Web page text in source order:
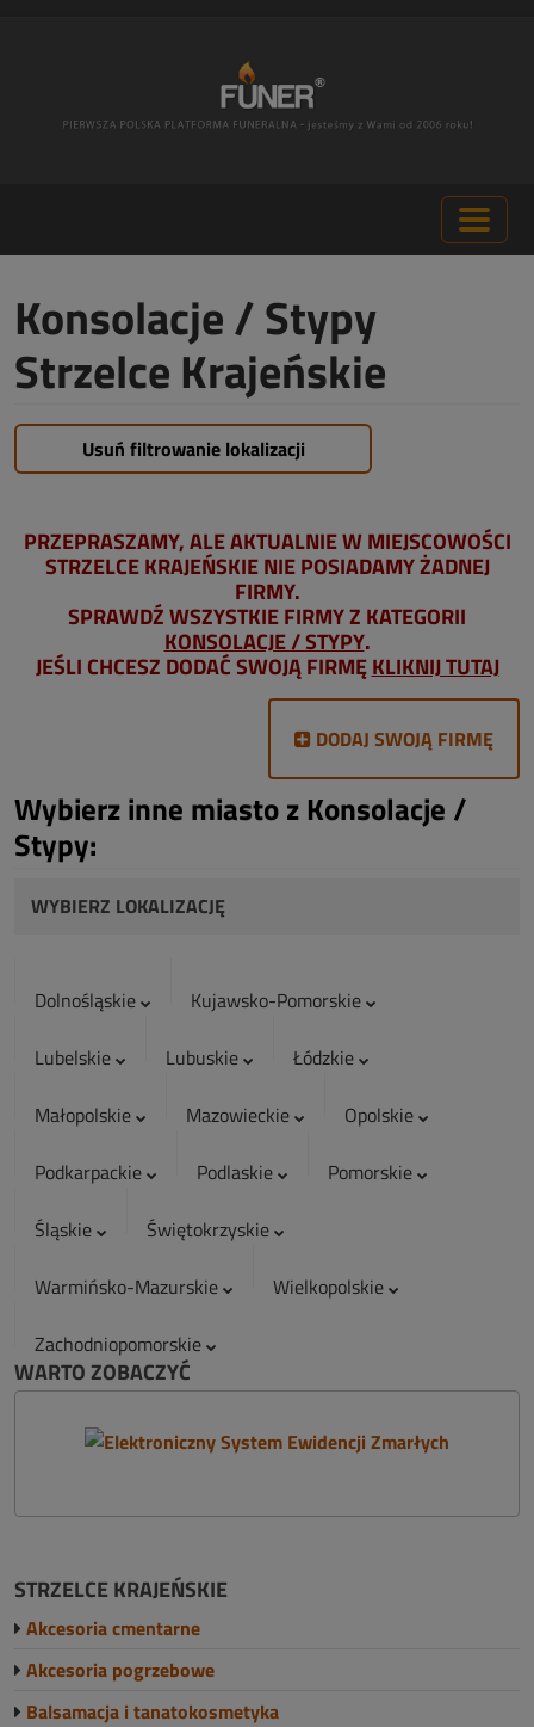
Konsolacje / Stypy
Strzelce Krajeńskie
Usuń filtrowanie lokalizacji
PRZEPRASZAMY, ALE AKTUALNIE W MIEJSCOWOŚCI
STRZELCE KRAJEŃSKIE NIE POSIADAMY ŻADNEJ
FIRMY.
SPRAWDŹ WSZYSTKIE FIRMY Z KATEGORII
KONSOLACJE / STYPY.
JEŚLI CHCESZ DODAĆ SWOJĄ FIRMĘKLIKNIJ TUTAJ
DODAJ SWOJĄ FIRMĘ
Wybierz inne miasto z Konsolacje /
Stypy:
WYBIERZ LOKALIZACJĘ
Dolnośląskie
Kujawsko-Pomorskie
Lubelskie
Lubuskie
Łódzkie
Małopolskie
Mazowieckie
Opolskie
Podkarpackie
Podlaskie
Pomorskie
Śląskie
Świętokrzyskie
Warmińsko-Mazurskie
Wielkopolskie
Zachodniopomorskie
WARTO ZOBACZYĆ
STRZELCE KRAJEŃSKIE
Akcesoria cmentarne
Akcesoria pogrzebowe
Balsamacja i tanatokosmetyka